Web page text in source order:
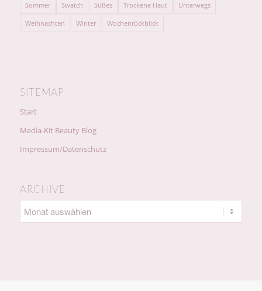
Sommer Swatch Süßes Trockene Haut Unterwegs
Weihnachten Winter Wochenrückblick
SITEMAP
Start
Media-Kit Beauty Blog
Impressum/Datenschutz
ARCHIVE